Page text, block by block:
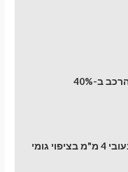
ב-40%
מסגרת מתכת חזקה וגמישה בעובי 4 מ"מ בציפוי גומי